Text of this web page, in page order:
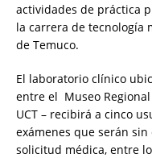
actividades de práctica
la carrera de tecnología
de Temuco.
El laboratorio clínico
entre el Museo Regional
UCT – recibirá a cinco
exámenes que serán
solicitud médica, entre